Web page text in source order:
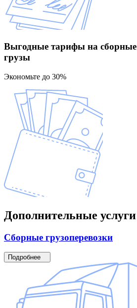
Выгодные тарифы на сборные
грузы
Экономьте до 30%
Дополнительные услуги
Сборные грузоперевозки
Подробнее